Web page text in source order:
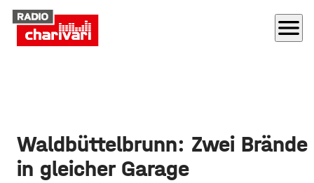
menu
Waldbüttelbrunn: Zwei Brände
in gleicher Garage